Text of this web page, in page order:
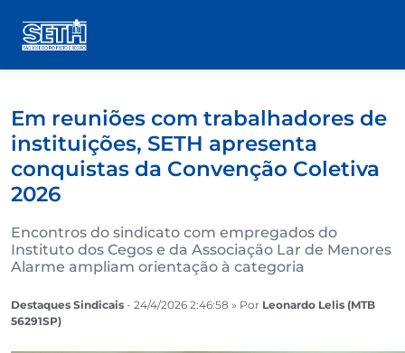
Em reuniões com trabalhadores de
instituições, SETH apresenta
conquistas da Convenção Coletiva
2026
Encontros do sindicato com empregados do
Instituto dos Cegos e da Associação Lar de Menores
Alarme ampliam orientação à categoria
Destaques Sindicais - 24/4/2026 2:46:58 » Por Leonardo Lelis (MTB
56291SP)